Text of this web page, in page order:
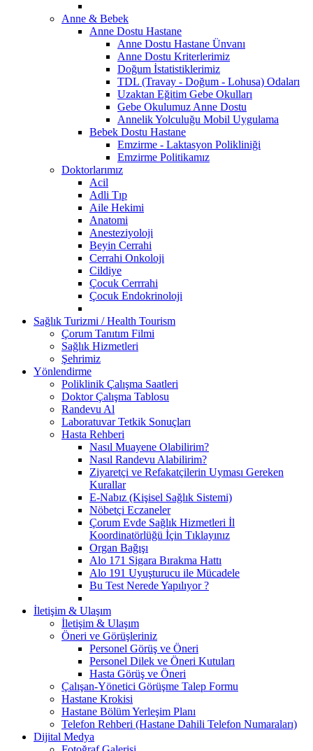
Anne & Bebek
Anne Dostu Hastane
Anne Dostu Hastane Ünvanı
Anne Dostu Kriterlerimiz
Doğum İstatistiklerimiz
TDL (Travay - Doğum - Lohusa) Odaları
Uzaktan Eğitim Gebe Okulları
Gebe Okulumuz Anne Dostu
Annelik Yolculuğu Mobil Uygulama
Bebek Dostu Hastane
Emzirme - Laktasyon Polikliniği
Emzirme Politikamız
Doktorlarımız
Acil
Adli Tıp
Aile Hekimi
Anatomi
Anesteziyoloji
Beyin Cerrahi
Cerrahi Onkoloji
Cildiye
Çocuk Cerrrahi
Çocuk Endokrinoloji
Sağlık Turizmi / Health Tourism
Çorum Tanıtım Filmi
Sağlık Hizmetleri
Şehrimiz
Yönlendirme
Poliklinik Çalışma Saatleri
Doktor Çalışma Tablosu
Randevu Al
Laboratuvar Tetkik Sonuçları
Hasta Rehberi
Nasıl Muayene Olabilirim?
Nasıl Randevu Alabilirim?
Ziyaretçi ve Refakatçilerin Uyması Gereken
Kurallar
E-Nabız (Kişisel Sağlık Sistemi)
Nöbetçi Eczaneler
Çorum Evde Sağlık Hizmetleri İl
Koordinatörlüğü İçin Tıklayınız
Organ Bağışı
Alo 171 Sigara Bırakma Hattı
Alo 191 Uyuşturucu ile Mücadele
Bu Test Nerede Yapılıyor ?
İletişim & Ulaşım
İletişim & Ulaşım
Öneri ve Görüşleriniz
Personel Görüş ve Öneri
Personel Dilek ve Öneri Kutuları
Hasta Görüş ve Öneri
Çalışan-Yönetici Görüşme Talep Formu
Hastane Krokisi
Hastane Bölüm Yerleşim Planı
Telefon Rehberi (Hastane Dahili Telefon Numaraları)
Dijital Medya